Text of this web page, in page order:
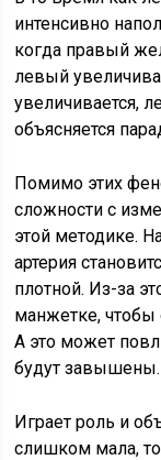
интенсивно
когда правый
левый
увеличивается,
объясняется
Помимо этих
сложности с
этой методике.
артерия
плотной. Из-за
манжетке, чтобы
А это может
будут завышены.
Играет роль и
слишком мала,